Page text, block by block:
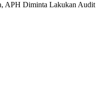
APH Diminta Lakukan Audit